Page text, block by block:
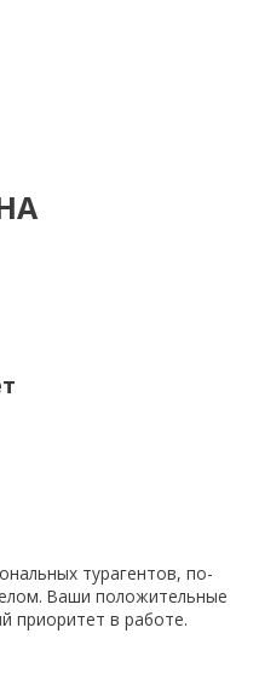
турагентов, по-
Ваши положительные
приоритет в работе.